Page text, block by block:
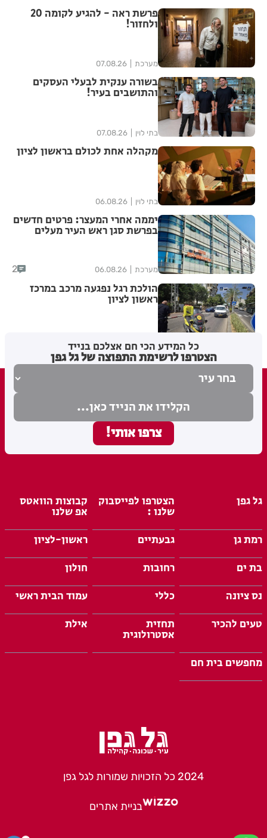
פרשת ראה - להגיע לקומה 20
ולחזור!
מערכת 07.08.26
בשורה ענקית לבעלי העסקים
והתושבים בעיר!
בתי לוין 07.08.26
מקהלה אחת לכולם בראשון לציון
בתי לוין 06.08.26
יממה אחרי המעצר: פרטים חדשים
בפרשת סגן ראש העיר מעלים
מערכת 06.08.26
2
הולכת רגל נפגעה מרכב במרכז
ראשון לציון
כל המידע הכי חם אצלכם בנייד
הצטרפו לרשימת התפוצה של גל גפן
גל גפן הצטרפו לפייסבוק
שלנו :
קבוצות הוואטס
אפ שלנו
רמת גן
גבעתיים
ראשון-לציון
בת ים
רחובות
חולון
נס ציונה
כללי
עמוד הבית ראשי
טעים להכיר
תחזית
אסטרולוגית
אילת
מחפשים בית חם
2024 כל הזכויות שמורות לגל גפן
בניית אתרים